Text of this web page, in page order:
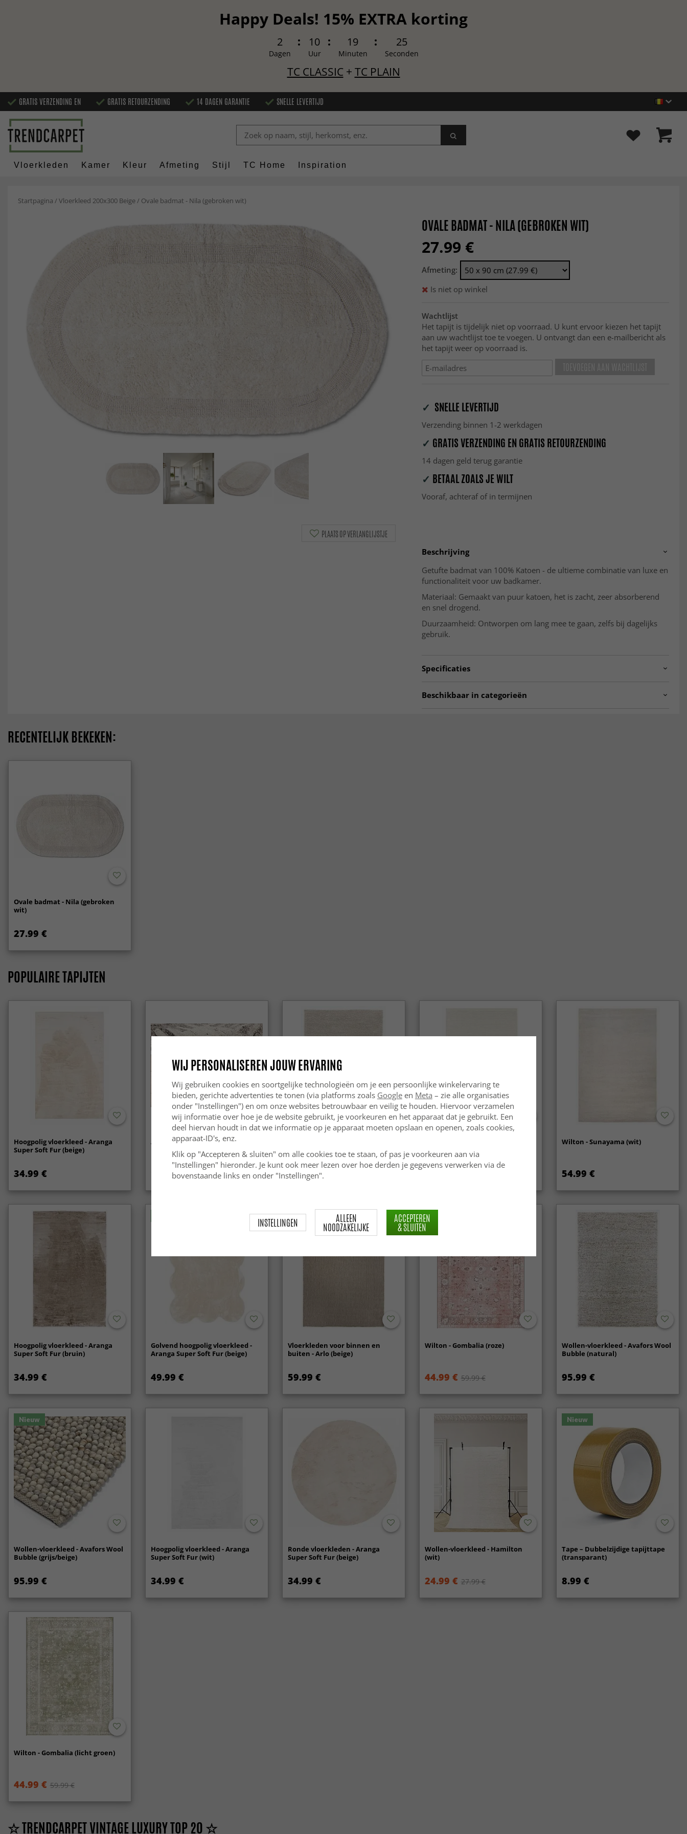
Happy Deals! 15% EXTRA korting
2
Dagen
10
Uur
19
Minuten
24
Seconden
TC CLASSIC+ TC PLAIN
GRATIS VERZENDING EN GRATIS RETOURZENDING 14 DAGEN GARANTIE SNELLE LEVERTIJD
Vloerkleden Kamer Kleur Afmeting Stijl TC Home Inspiration
Startpagina /Vloerkleed 200x300 Beige/ Ovale badmat - Nila (gebroken wit)
OVALE BADMAT - NILA (GEBROKEN WIT)
27.99 €
Afmeting:
Is niet op winkel
Wachtlijst
Het tapijt is tijdelijk niet op voorraad. U kunt ervoor kiezen het tapijt
aan uw wachtlijst toe te voegen. U ontvangt dan een e-mailbericht als
het tapijt weer op voorraad is.
✓ SNELLE LEVERTIJD
Verzending binnen 1-2 werkdagen
✓ GRATIS VERZENDING EN GRATIS RETOURZENDING
14 dagen geld terug garantie
✓ BETAAL ZOALS JE WILT
Vooraf, achteraf of in termijnen
Beschrijving
Getufte badmat van 100% Katoen - de ultieme combinatie van luxe en
functionaliteit voor uw badkamer.
Materiaal: Gemaakt van puur katoen, het is zacht, zeer absorberend
en snel drogend.
Duurzaamheid: Ontworpen om lang mee te gaan, zelfs bij dagelijks
gebruik.
Specificaties
Beschikbaar in categorieën
PLAATS OP VERLANGLIJSTJE
RECENTELIJK BEKEKEN:
Ovale badmat - Nila (gebroken
wit)
27.99 €
POPULAIRE TAPIJTEN
Hoogpolig vloerkleed - Aranga
Super Soft Fur (beige)
34.99 €
Anti-slip
14.99 €
Bubble (beige)
84.99 €
(creme)
Wilton - Sunayama (wit)
54.99 €
Hoogpolig vloerkleed - Aranga
Super Soft Fur (bruin)
34.99 €
Golvend hoogpolig vloerkleed -
Aranga Super Soft Fur (beige)
49.99 €
Vloerkleden voor binnen en
buiten - Arlo (beige)
59.99 €
Wilton - Gombalia (roze)
44.99 € 59.99 €
Wollen-vloerkleed - Avafors Wool
Bubble (natural)
95.99 €
Nieuw
Wollen-vloerkleed - Avafors Wool
Bubble (grijs/beige)
95.99 €
Hoogpolig vloerkleed - Aranga
Super Soft Fur (wit)
34.99 €
Ronde vloerkleden - Aranga
Super Soft Fur (beige)
34.99 €
Wollen-vloerkleed - Hamilton
(wit)
24.99 € 27.99 €
Nieuw
Tape – Dubbelzijdige tapijttape
(transparant)
8.99 €
Wilton - Gombalia (licht groen)
44.99 € 59.99 €
☆ TRENDCARPET VINTAGE LUXURY TOP 20 ☆
WIJ PERSONALISEREN JOUW ERVARING
Wij gebruiken cookies en soortgelijke technologieën om je een persoonlijke winkelervaring te
bieden, gerichte advertenties te tonen (via platforms zoals Googleen Meta – zie alle organisaties
onder "Instellingen") en om onze websites betrouwbaar en veilig te houden. Hiervoor verzamelen
wij informatie over hoe je de website gebruikt, je voorkeuren en het apparaat dat je gebruikt. Een
deel hiervan houdt in dat we informatie op je apparaat moeten opslaan en openen, zoals cookies,
apparaat-ID's, enz.
Klik op "Accepteren & sluiten" om alle cookies toe te staan, of pas je voorkeuren aan via
"Instellingen" hieronder. Je kunt ook meer lezen over hoe derden je gegevens verwerken via de
bovenstaande links en onder "Instellingen".
INSTELLINGEN ALLEEN
NOODZAKELIJKE
ACCEPTEREN
& SLUITEN